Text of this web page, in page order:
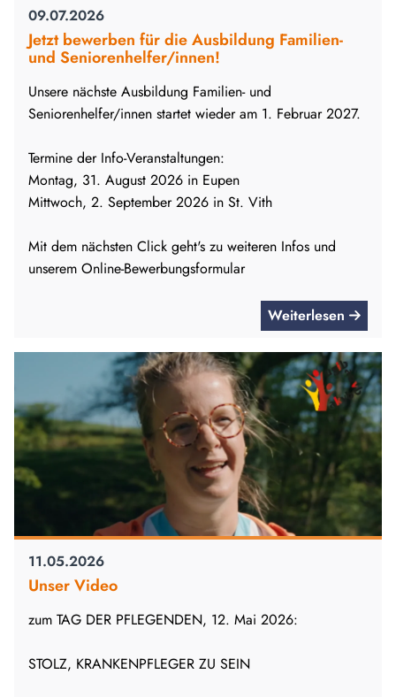
09.07.2026
Jetzt bewerben für die Ausbildung Familien-
und Seniorenhelfer/innen!
Unsere nächste Ausbildung Familien- und
Seniorenhelfer/innen startet wieder am 1. Februar 2027.
Termine der Info-Veranstaltungen:
Montag, 31. August 2026 in Eupen
Mittwoch, 2. September 2026 in St. Vith
Mit dem nächsten Click geht's zu weiteren Infos und
unserem Online-Bewerbungsformular
Weiterlesen
11.05.2026
Unser Video
zum TAG DER PFLEGENDEN, 12. Mai 2026:
STOLZ, KRANKENPFLEGER ZU SEIN